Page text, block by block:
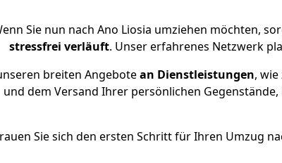
Sie nun nach Ano Liosia umziehen möchten,
stressfrei verläuft. Unser erfahrenes Netzwerk
breiten Angebotean Dienstleistungen,
und dem Versand Ihrer persönlichen Gegenstände,
Sie sich den ersten Schritt für Ihren Umzug